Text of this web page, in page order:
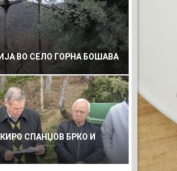
ВО СЕЛО ГОРНА БОШАВА
СПАНЏОВ БРКО И